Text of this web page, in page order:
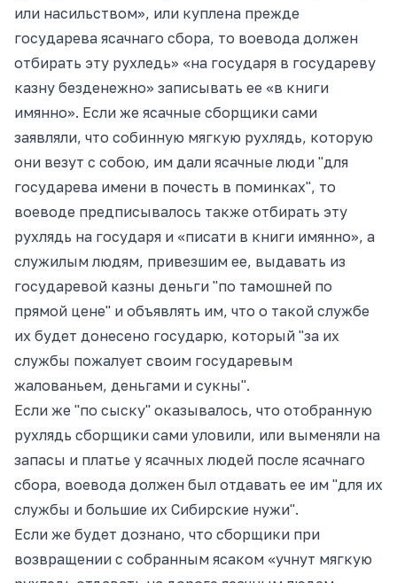
или насильством», или куплена прежде
государева ясачнаго сбора, то воевода должен
отбирать эту рухледь» «на государя в государеву
казну безденежно» записывать ее «в книги
имянно». Если же ясачные сборщики сами
заявляли, что собинную мягкую рухлядь, которую
они везут с собою, им дали ясачные люди "для
государева имени в почесть в поминках", то
воеводе предписывалось также отбирать эту
рухлядь на государя и «писати в книги имянно», а
служилым людям, привезшим ее, выдавать из
государевой казны деньги "по тамошней по
прямой цене" и объявлять им, что о такой службе
их будет донесено государю, который "за их
службы пожалует своим государевым
жалованьем, деньгами и сукны".
Если же "по сыску" оказывалось, что отобранную
рухлядь сборщики сами уловили, или выменяли на
запасы и платье у ясачных людей после ясачнаго
сбора, воевода должен был отдавать ее им "для их
службы и большие их Сибирские нужи".
Если же будет дознано, что сборщики при
возвращении с собранным ясаком «учнут мягкую